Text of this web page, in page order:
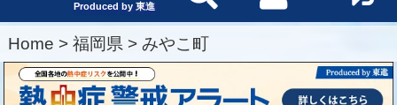
Produced by 東進
Home > 福岡県 > みやこ町